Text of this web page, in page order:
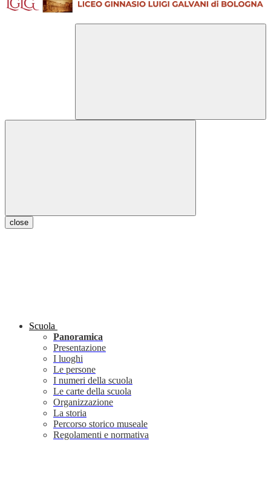
close
Scuola
Panoramica
Presentazione
I luoghi
Le persone
I numeri della scuola
Le carte della scuola
Organizzazione
La storia
Percorso storico museale
Regolamenti e normativa